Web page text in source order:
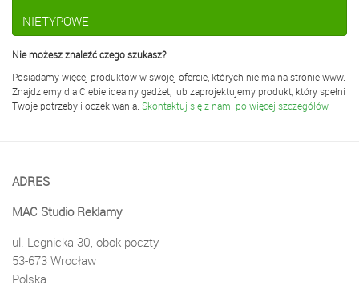
NIETYPOWE
Nie możesz znaleźć czego szukasz?
Posiadamy więcej produktów w swojej ofercie, których nie ma na stronie www.
Znajdziemy dla Ciebie idealny gadżet, lub zaprojektujemy produkt, który spełni
Twoje potrzeby i oczekiwania. Skontaktuj się z nami po więcej szczegółów.
ADRES
MAC Studio Reklamy
ul. Legnicka 30, obok poczty
53-673 Wrocław
Polska